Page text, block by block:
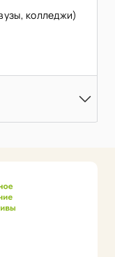
колледжи)